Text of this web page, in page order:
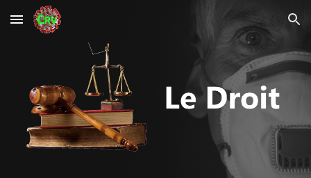
Skip to main content Skip to navigation